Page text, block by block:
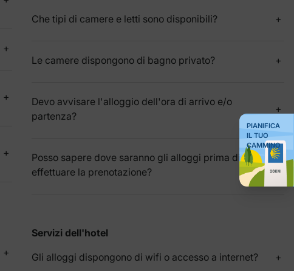
PIANIFICA
IL TUO
CAMMINO
Che tipi di camere e letti sono disponibili?
Le camere dispongono di bagno privato?
Devo avvisare l'alloggio dell'ora di arrivo e/o
partenza?
Posso sapere dove saranno gli alloggi prima di
effettuare la prenotazione?
Servizi dell'hotel
Gli alloggi dispongono di wifi o accesso a internet?